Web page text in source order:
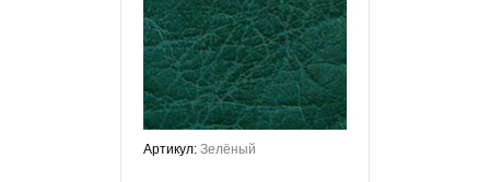
Артикул: Зелёный